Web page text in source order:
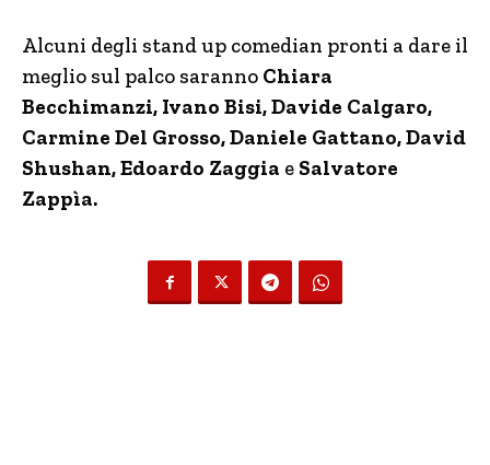
Alcuni degli stand up comedian pronti a dare il
meglio sul palco saranno Chiara
Becchimanzi, Ivano Bisi, Davide Calgaro,
Carmine Del Grosso, Daniele Gattano, David
Shushan, Edoardo Zaggia e Salvatore
Zappìa.